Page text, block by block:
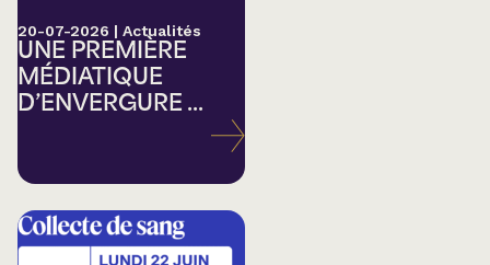
20-07-2026 | Actualités
UNE PREMIÈRE
MÉDIATIQUE
D’ENVERGURE ...